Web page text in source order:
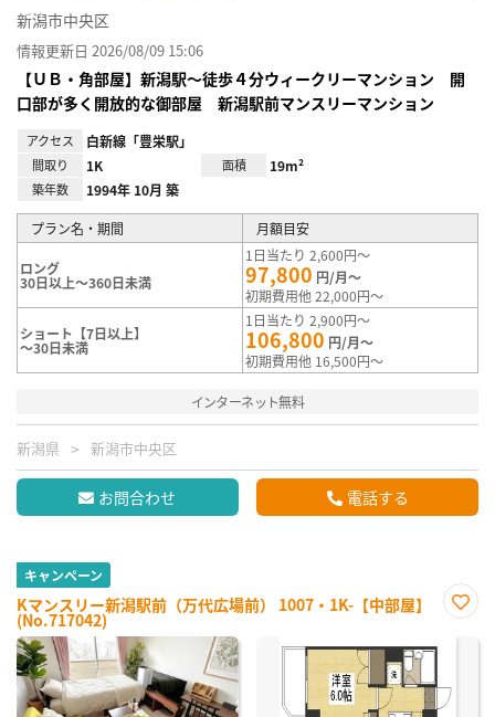
新潟市中央区
情報更新日 2026/08/09 15:06
【ＵＢ・角部屋】新潟駅～徒歩４分ウィークリーマンション 開
口部が多く開放的な御部屋 新潟駅前マンスリーマンション
アクセス 白新線「豊栄駅」
間取り 1K 面積 19m²
築年数 1994年 10月 築
プラン名・期間 月額目安
ロング
30日以上～360日未満
1日当たり 2,600円～
97,800 円/月～
初期費用他 22,000円～
ショート【7日以上】
～30日未満
1日当たり 2,900円～
106,800 円/月～
初期費用他 16,500円～
インターネット無料
新潟県 新潟市中央区
お問合わせ 電話する
キャンペーン
Kマンスリー新潟駅前（万代広場前） 1007・1K-【中部屋】
(No.717042)
に入